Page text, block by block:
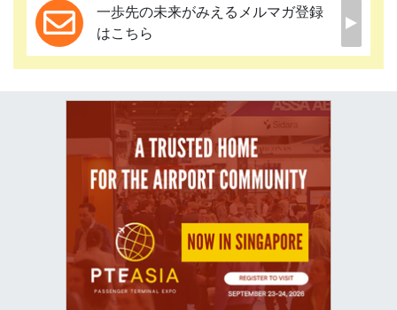
一歩先の未来がみえるメルマガ登録
はこちら